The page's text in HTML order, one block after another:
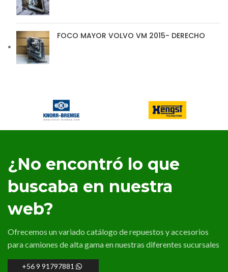
FOCO MAYOR VOLVO VM 2015- DERECHO
¿No encontró lo que
buscaba en nuestra
web?
Ofrecemos un variado catálogo de repuestos y accesorios
para camiones de alta gama en nuestras diferentes sucursales
+56 9 91797881